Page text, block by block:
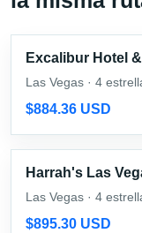
Excalibur Hotel
Las Vegas · 4
$884.36 USD
Harrah's Las
Las Vegas · 4
$895.30 USD